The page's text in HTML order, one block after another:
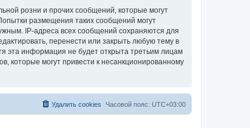
розни и прочих сообщений, которые могут
размещения таких сообщений могут
IP-адреса всех сообщений сохраняются для
перенести или закрыть любую тему в
эта информация не будет открыта третьим лицам
которые могут привести к несанкционированному
Часовой пояс: UTC+03:00
Удалить cookies